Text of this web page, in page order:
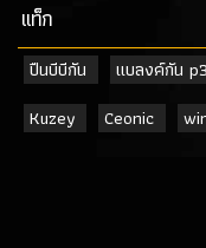
เเท็ก
ปืนบีบีกัน แบลงค์กัน
Kuzey
Ceonic